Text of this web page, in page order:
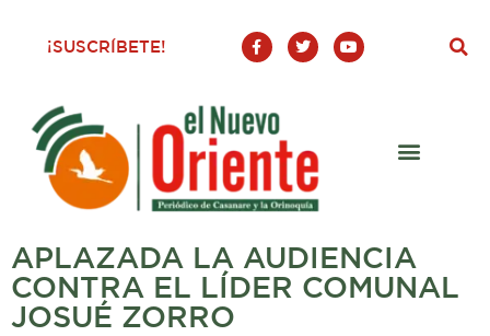
¡SUSCRÍBETE!
F
a
c
o
o
-
T
w
i
Y
o
u
APLAZADA LA AUDIENCIA
CONTRA EL LÍDER COMUNAL
JOSUÉ ZORRO